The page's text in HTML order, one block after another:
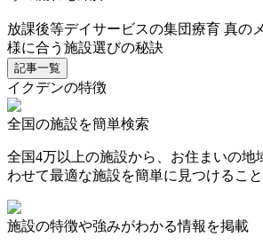
放課後等デイサービスの集団療育 真の
様に合う施設選びの秘訣
記事一覧
イクデンの特徴
全国の施設を簡単検索
全国4万以上の施設から、お住まいの地
わせて最適な施設を簡単に見つけること
施設の特徴や強みがわかる情報を掲載